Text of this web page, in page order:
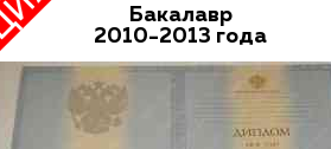
Бакалавр
2010-2013 года